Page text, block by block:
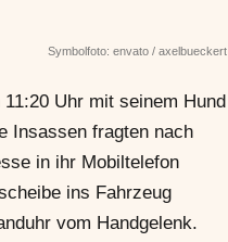
Symbolfoto: envato / axelbueckert
Uhr mit seinem Hund
Insassen fragten nach
in ihr Mobiltelefon
ins Fahrzeug
vom Handgelenk.